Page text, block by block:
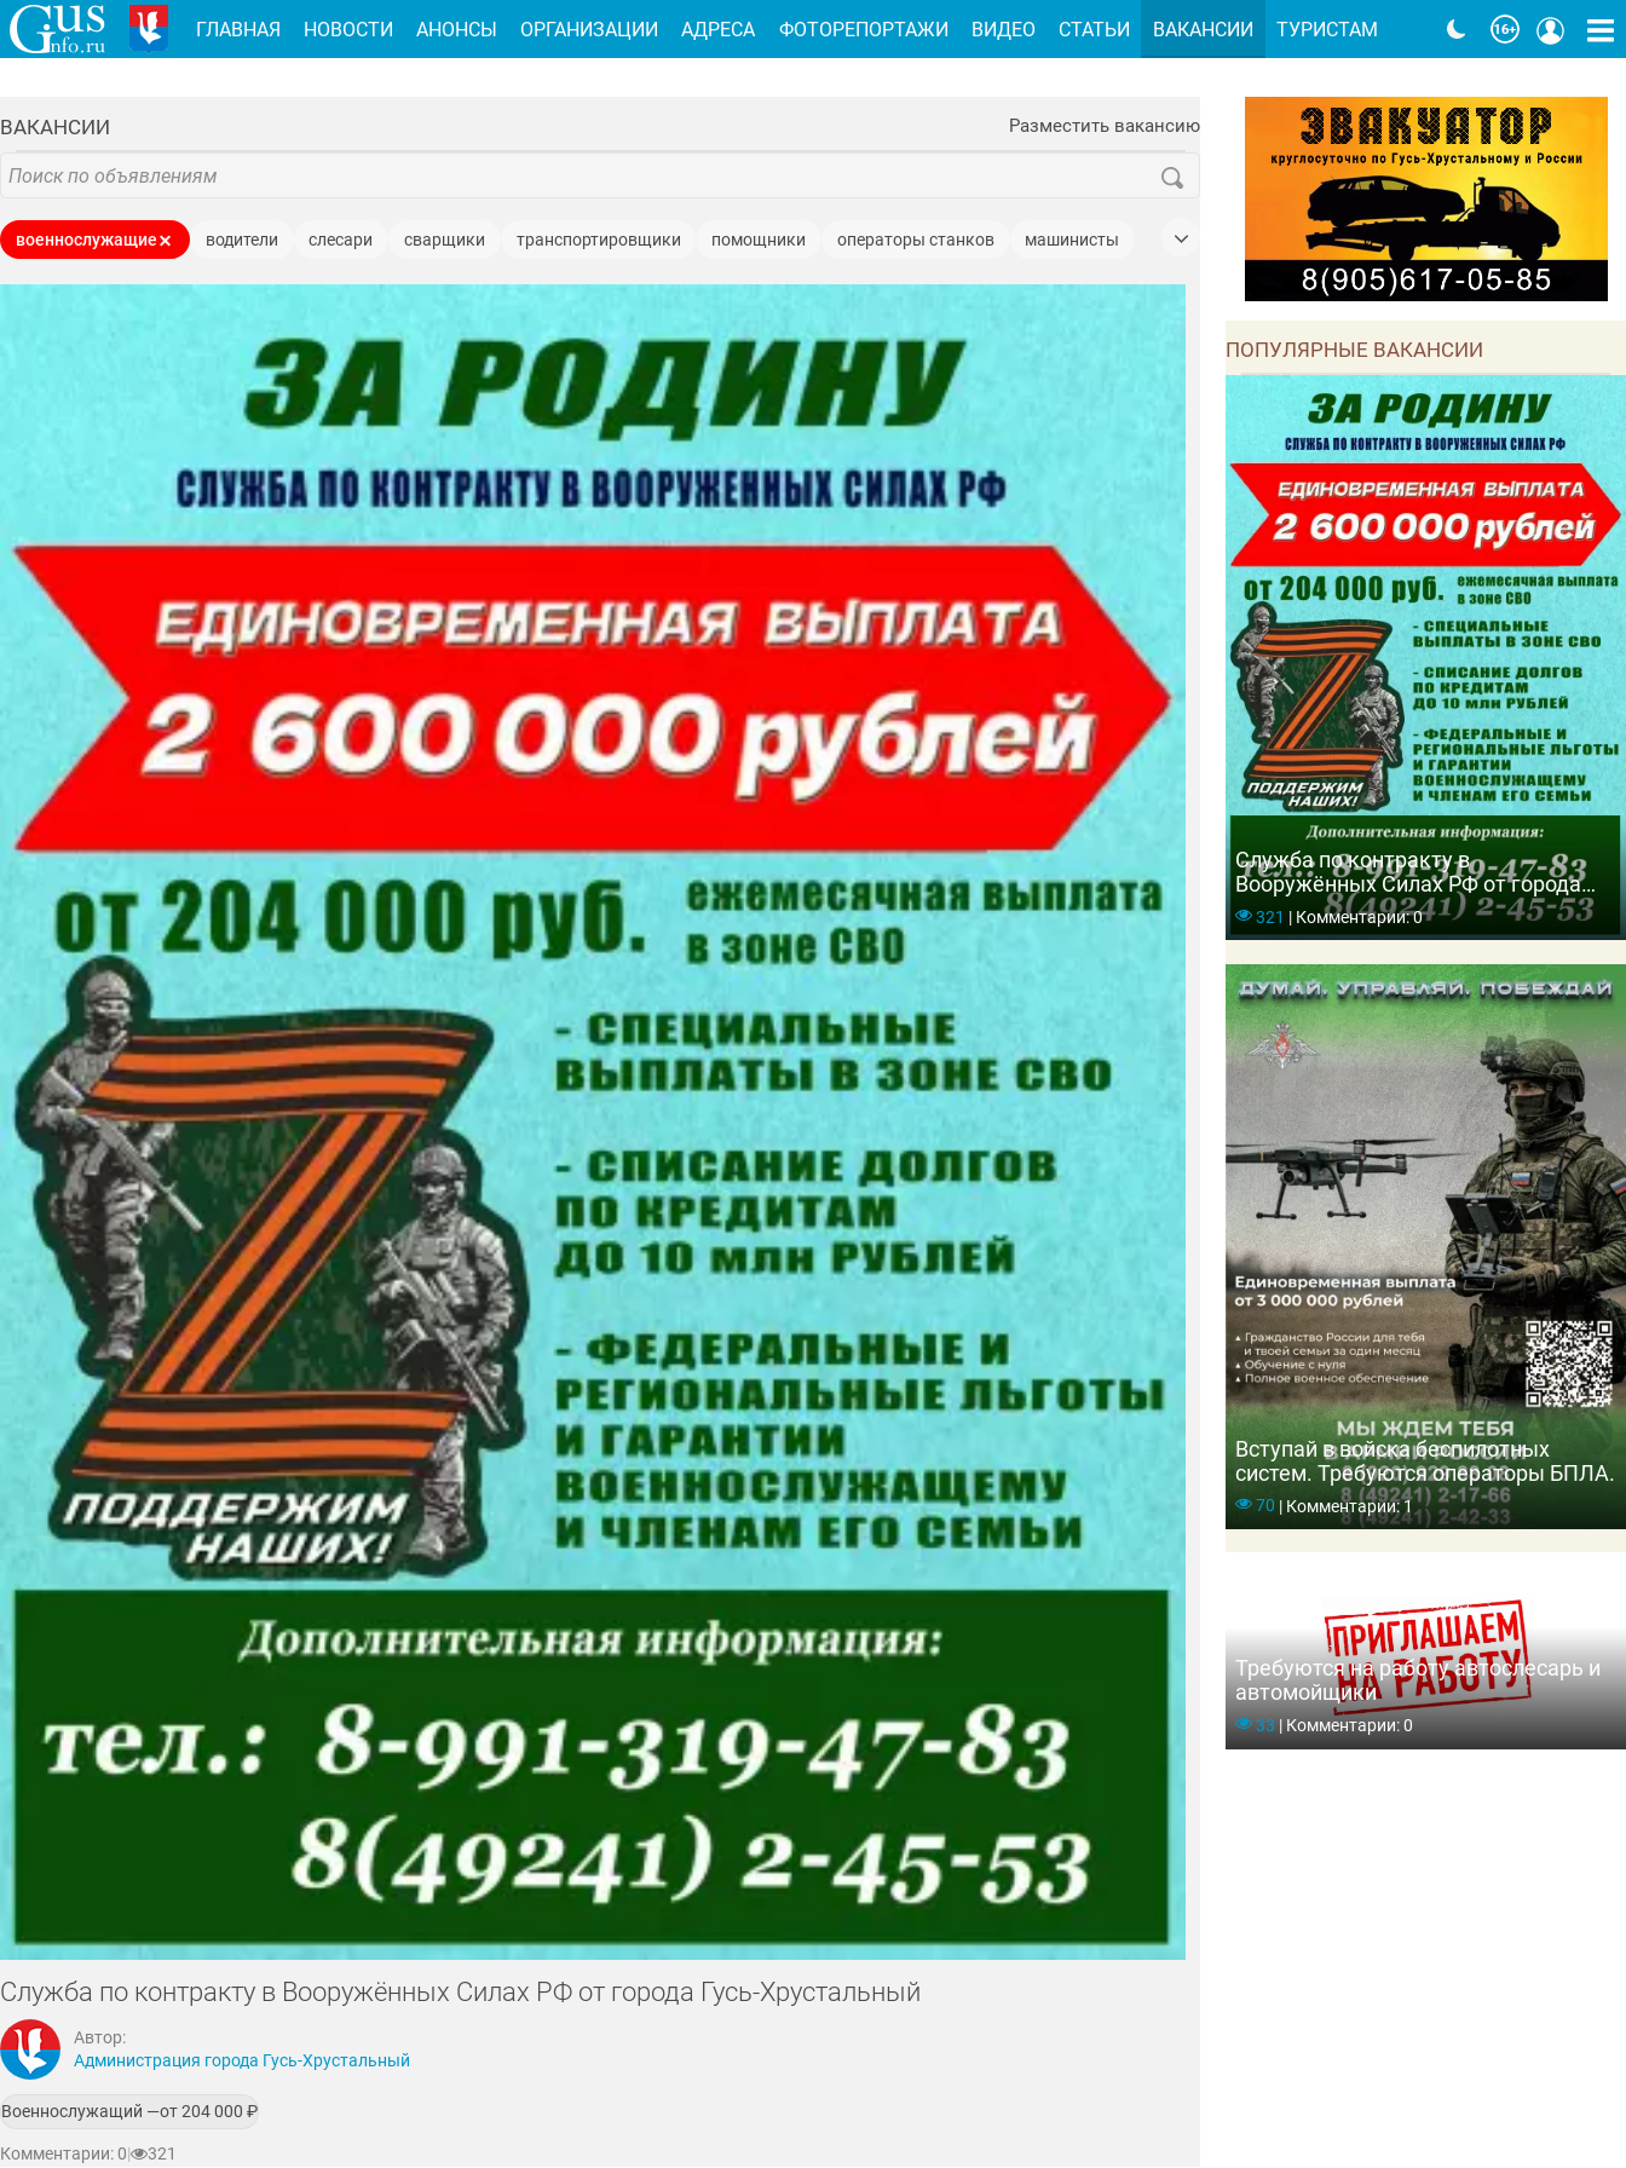
ВАКАНСИИ Разместить вакансию
военнослужащие водители слесари сварщики транспортировщики помощники операторы станков
машинисты
аппаратчики термической обработки
подготовители пищевого сырья менеджеры специалисты
узкие специалисты
администраторы оператор БПЛА стропальщики маляры сборщики выбивальщики
плавильщики электрогазосварщики обрубщики фрезеровщики специалисты по кадрам
подсобные рабочие заместители начальника пожарные психологи экономисты
Служба по контракту в Вооружённых Силах РФ от города Гусь-Хрустальный
Автор:
Администрация города Гусь-Хрустальный
Военнослужащий —от 204 000 ₽
Комментарии: 0| 321
ПОПУЛЯРНЫЕ ВАКАНСИИ
Служба по контракту в
Вооружённых Силах РФ от города
Гусь-Хрустальный
321 |Комментарии: 0
Вступай в войска беспилотных
систем. Требуются операторы БПЛА.
70 |Комментарии: 1
Требуются на работу автослесарь и
автомойщики
33 |Комментарии: 0
ГЛАВНАЯ НОВОСТИ АНОНСЫ ОРГАНИЗАЦИИ АДРЕСА ФОТОРЕПОРТАЖИ ВИДЕО СТАТЬИ ВАКАНСИИ ТУРИСТАМ